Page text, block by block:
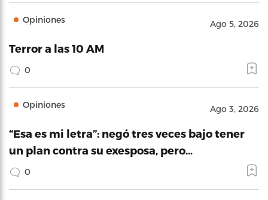
Opiniones Ago 5, 2026
Terror a las 10 AM
0
Opiniones Ago 3, 2026
“Esa es mi letra”: negó tres veces bajo tener
un plan contra su exesposa, pero…
0